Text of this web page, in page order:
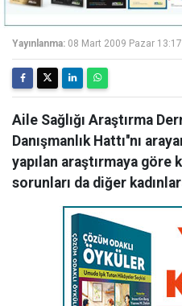
Yayınlanma: 08 Mart 2009 Pazar 13:17
Aile Sağlığı Araştırma
Danışmanlık Hattı''nı
yapılan araştırmaya göre
sorunları da diğer